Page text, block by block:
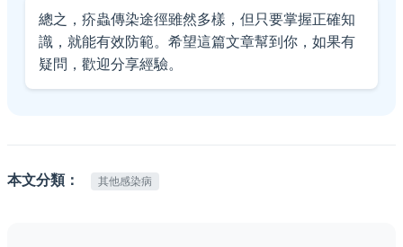
總之，疥蟲傳染途徑雖然多樣，但只要掌握正確知
識，就能有效防範。希望這篇文章幫到你，如果有
疑問，歡迎分享經驗。
本文分類： 其他感染病